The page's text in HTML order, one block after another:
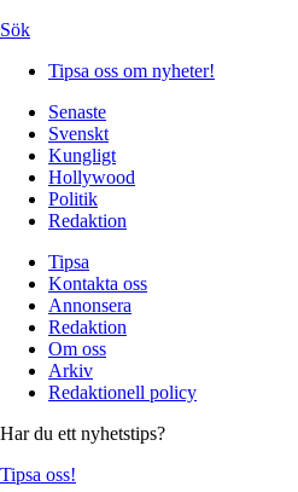
Sök
Tipsa oss om nyheter!
Senaste
Svenskt
Kungligt
Hollywood
Politik
Redaktion
Tipsa
Kontakta oss
Annonsera
Redaktion
Om oss
Arkiv
Redaktionell policy
Har du ett nyhetstips?
Tipsa oss!